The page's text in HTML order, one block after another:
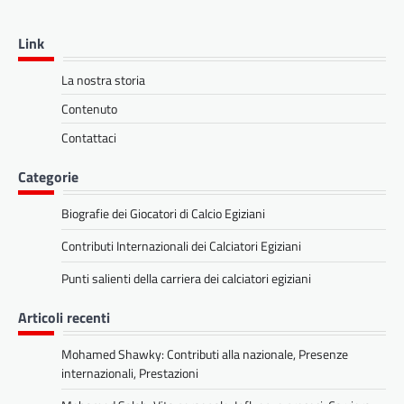
Link
La nostra storia
Contenuto
Contattaci
Categorie
Biografie dei Giocatori di Calcio Egiziani
Contributi Internazionali dei Calciatori Egiziani
Punti salienti della carriera dei calciatori egiziani
Articoli recenti
Mohamed Shawky: Contributi alla nazionale, Presenze
internazionali, Prestazioni